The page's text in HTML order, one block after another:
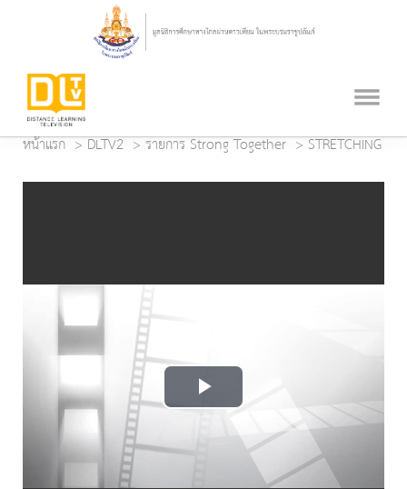
หน้าแรก DLTV2 รายการ Strong Together STRETCHING
Play
Video